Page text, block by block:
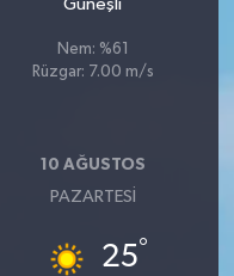
Güneşli
Nem: %61
Rüzgar: 7.00 m/s
10 AĞUSTOS
PAZARTESI
25°